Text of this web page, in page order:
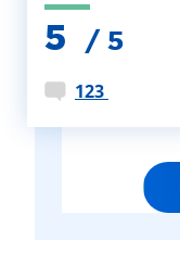
5 / 5
123